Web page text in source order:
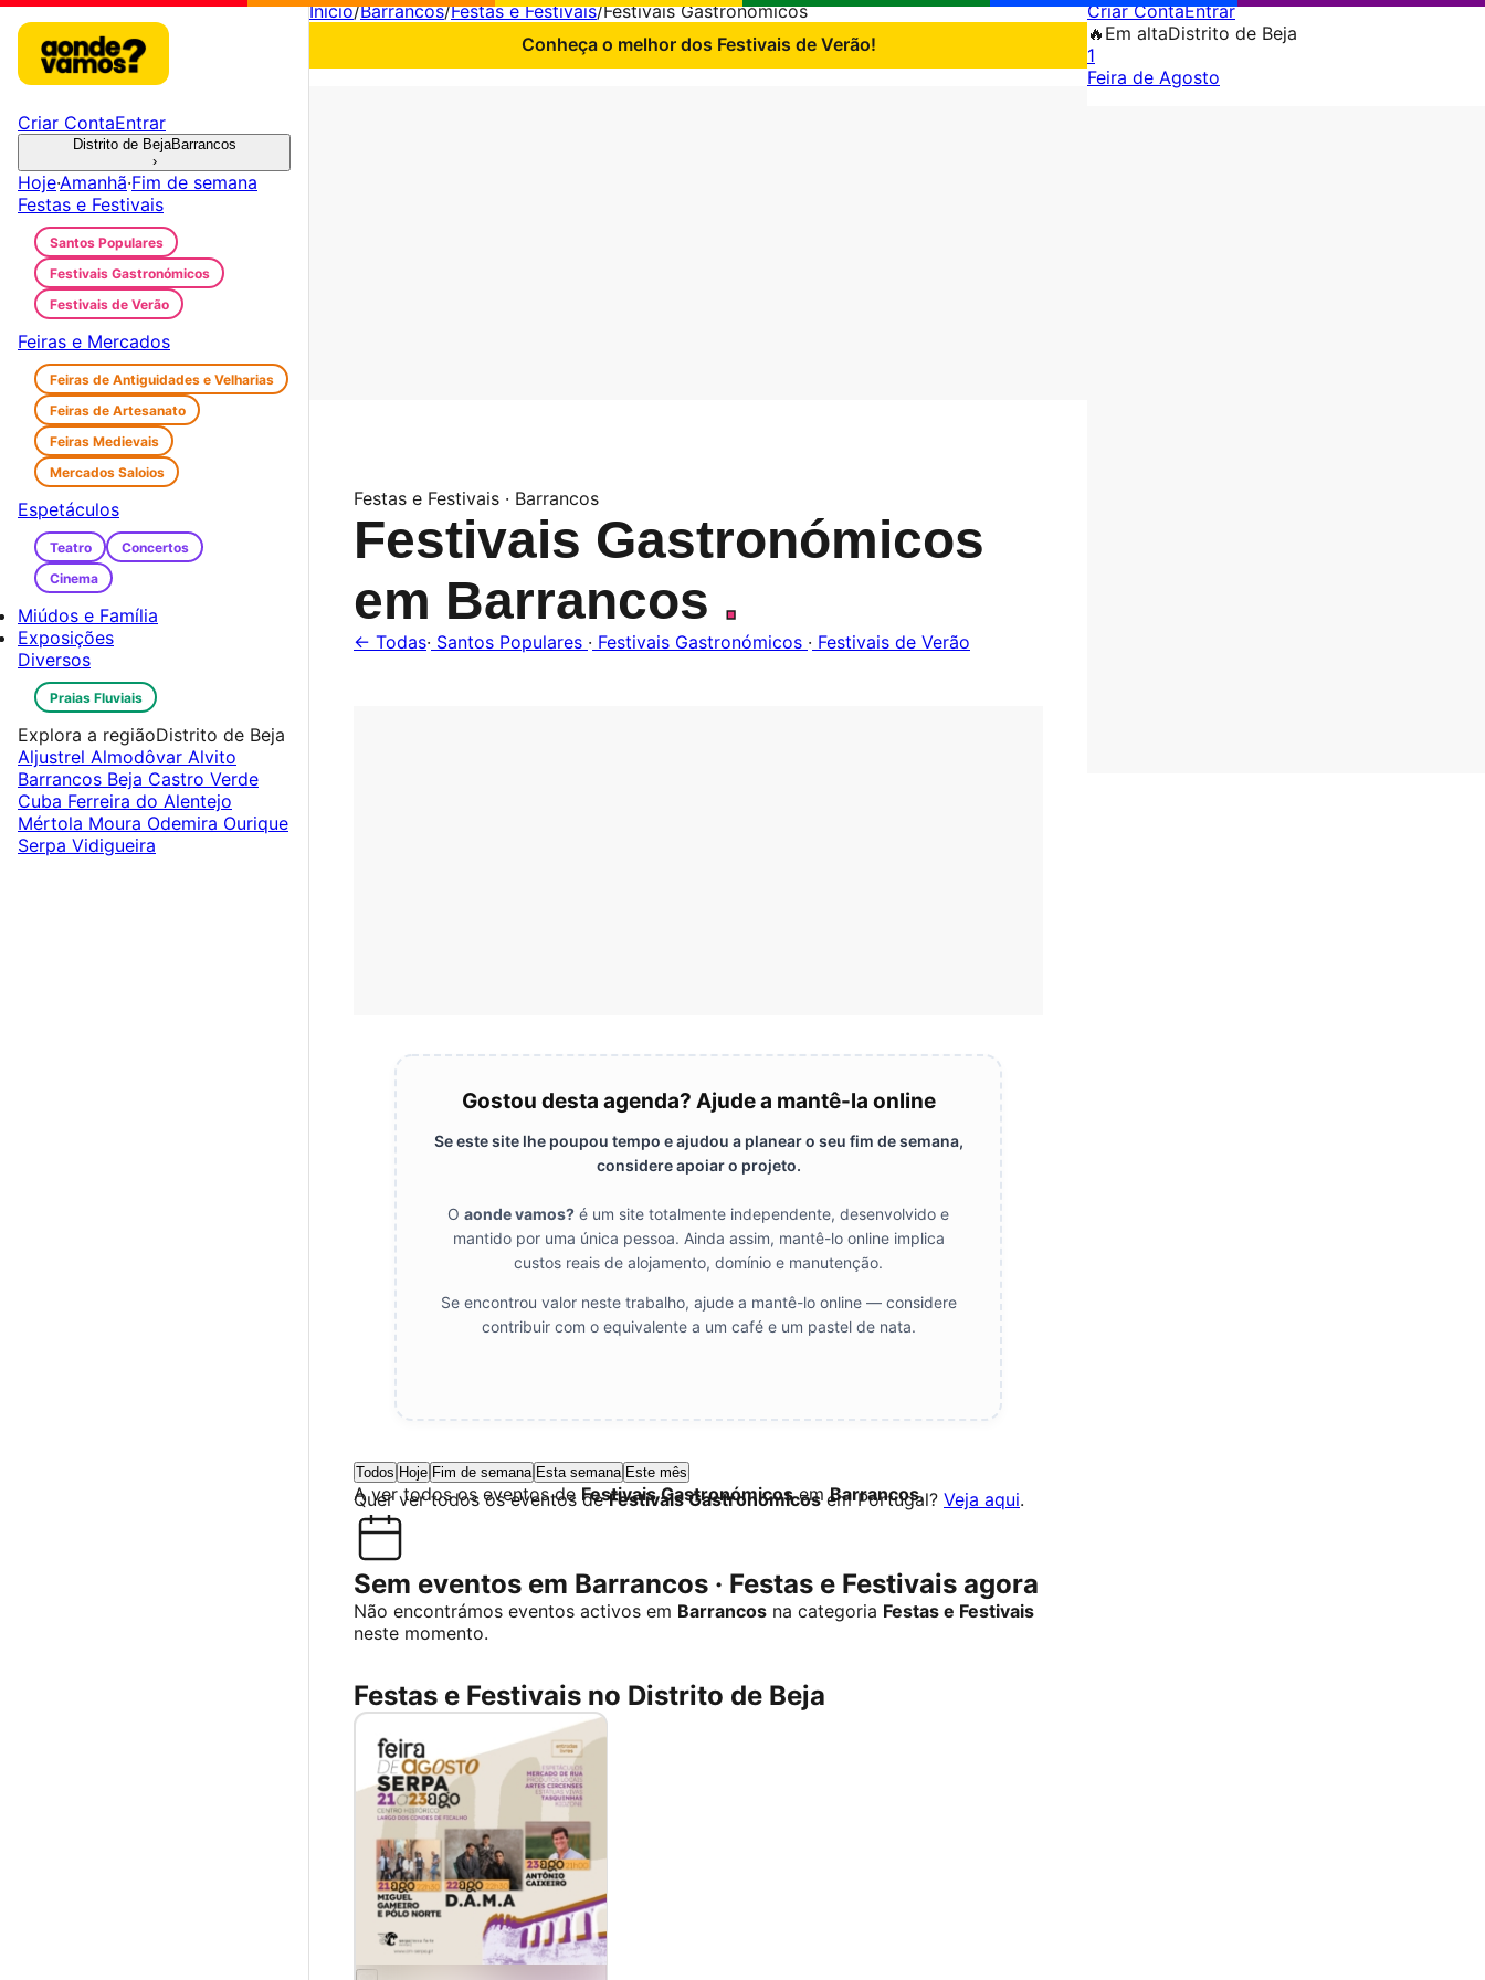
Início/Barrancos/Festas e Festivais/Festivais Gastronómicos
Conheça o melhor dos Festivais de Verão!
Festas e Festivais · Barrancos
Festivais Gastronómicos
em Barrancos .
← Todas· Santos Populares · Festivais Gastronómicos · Festivais de Verão
Gostou desta agenda? Ajude a mantê-la online
Se este site lhe poupou tempo e ajudou a planear o seu fim de semana,
considere apoiar o projeto.
O aonde vamos? é um site totalmente independente, desenvolvido e
mantido por uma única pessoa. Ainda assim, mantê-lo online implica
custos reais de alojamento, domínio e manutenção.
Se encontrou valor neste trabalho, ajude a mantê-lo online — considere
contribuir com o equivalente a um café e um pastel de nata.
Todos Hoje Fim de semana Esta semana Este mês
A ver todos os eventos de Festivais GastronómicosemBarrancos.
Quer ver todos os eventos deFestivais Gastronómicosem Portugal? Veja aqui.
Sem eventos em Barrancos · Festas e Festivais agora
Não encontrámos eventos activos em Barrancos na categoria Festas e Festivais
neste momento.
Festas e Festivais no Distrito de Beja
Criar ContaEntrar
🔥 Em altaDistrito de Beja
1
Feira de Agosto
Criar ContaEntrar
Distrito de BejaBarrancos
›
Hoje·Amanhã·Fim de semana
Festas e Festivais
Santos Populares
Festivais Gastronómicos
Festivais de Verão
Feiras e Mercados
Feiras de Antiguidades e Velharias
Feiras de Artesanato
Feiras Medievais
Mercados Saloios
Espetáculos
Teatro
Concertos
Cinema
Miúdos e Família
Exposições
Diversos
Praias Fluviais
Explora a regiãoDistrito de Beja
Aljustrel Almodôvar Alvito
Barrancos Beja Castro Verde
Cuba Ferreira do Alentejo
Mértola Moura Odemira Ourique
Serpa Vidigueira